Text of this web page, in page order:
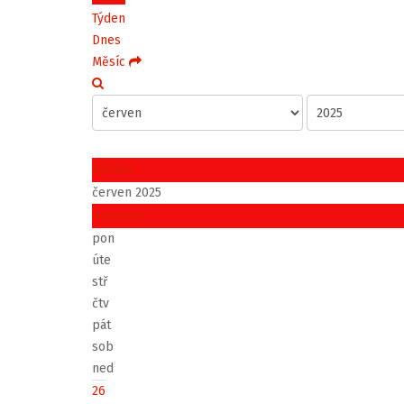
Týden
Dnes
Měsíc
květen
červen 2025
červenec
pon
úte
stř
čtv
pát
sob
ned
26